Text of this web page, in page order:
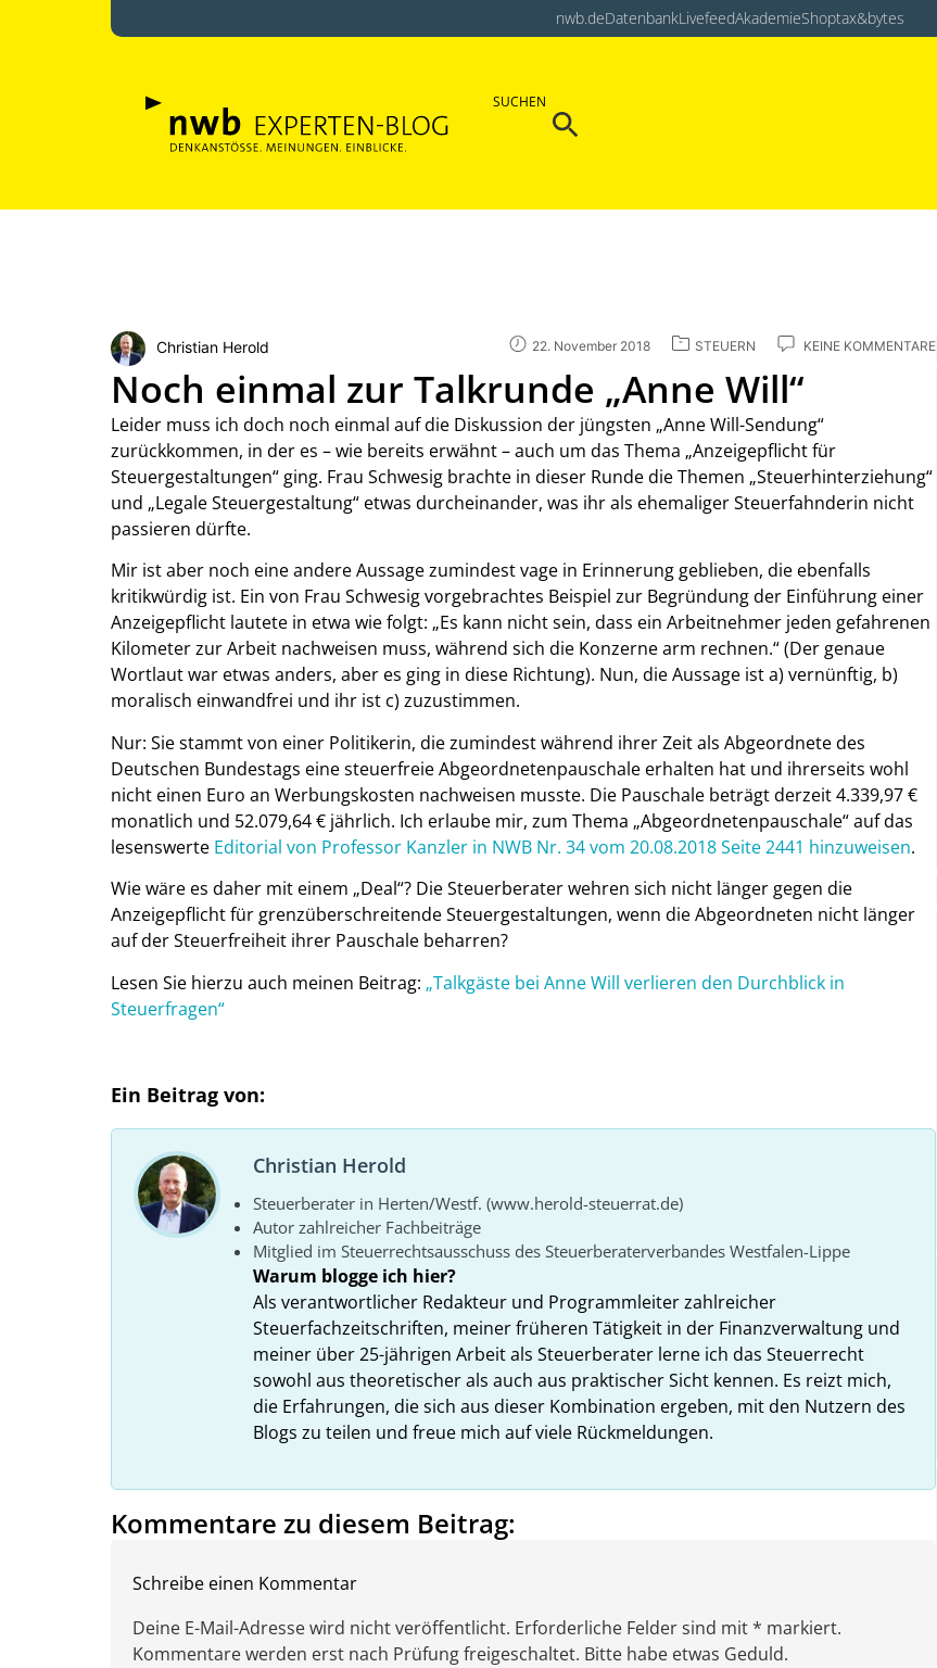
nwb.deDatenbankLivefeedAkademieShoptax&bytes
SUCHEN
Search
Christian Herold 22. November 2018 STEUERN KEINE KOMMENTARE
Noch einmal zur Talkrunde „Anne Will“
Leider muss ich doch noch einmal auf die Diskussion der jüngsten „Anne Will-Sendung“
zurückkommen, in der es – wie bereits erwähnt – auch um das Thema „Anzeigepflicht für
Steuergestaltungen“ ging. Frau Schwesig brachte in dieser Runde die Themen „Steuerhinterziehung“
und „Legale Steuergestaltung“ etwas durcheinander, was ihr als ehemaliger Steuerfahnderin nicht
passieren dürfte.
Mir ist aber noch eine andere Aussage zumindest vage in Erinnerung geblieben, die ebenfalls
kritikwürdig ist. Ein von Frau Schwesig vorgebrachtes Beispiel zur Begründung der Einführung einer
Anzeigepflicht lautete in etwa wie folgt: „Es kann nicht sein, dass ein Arbeitnehmer jeden gefahrenen
Kilometer zur Arbeit nachweisen muss, während sich die Konzerne arm rechnen.“ (Der genaue
Wortlaut war etwas anders, aber es ging in diese Richtung). Nun, die Aussage ist a) vernünftig, b)
moralisch einwandfrei und ihr ist c) zuzustimmen.
Nur: Sie stammt von einer Politikerin, die zumindest während ihrer Zeit als Abgeordnete des
Deutschen Bundestags eine steuerfreie Abgeordnetenpauschale erhalten hat und ihrerseits wohl
nicht einen Euro an Werbungskosten nachweisen musste. Die Pauschale beträgt derzeit 4.339,97 €
monatlich und 52.079,64 € jährlich. Ich erlaube mir, zum Thema „Abgeordnetenpauschale“ auf das
lesenswerte Editorial von Professor Kanzler in NWB Nr. 34 vom 20.08.2018 Seite 2441 hinzuweisen.
Wie wäre es daher mit einem „Deal“? Die Steuerberater wehren sich nicht länger gegen die
Anzeigepflicht für grenzüberschreitende Steuergestaltungen, wenn die Abgeordneten nicht länger
auf der Steuerfreiheit ihrer Pauschale beharren?
Lesen Sie hierzu auch meinen Beitrag: „Talkgäste bei Anne Will verlieren den Durchblick in
Steuerfragen“
Ein Beitrag von:
Christian Herold
Steuerberater in Herten/Westf. (www.herold-steuerrat.de)
Autor zahlreicher Fachbeiträge
Mitglied im Steuerrechtsausschuss des Steuerberaterverbandes Westfalen-Lippe
Warum blogge ich hier?
Als verantwortlicher Redakteur und Programmleiter zahlreicher
Steuerfachzeitschriften, meiner früheren Tätigkeit in der Finanzverwaltung und
meiner über 25-jährigen Arbeit als Steuerberater lerne ich das Steuerrecht
sowohl aus theoretischer als auch aus praktischer Sicht kennen. Es reizt mich,
die Erfahrungen, die sich aus dieser Kombination ergeben, mit den Nutzern des
Blogs zu teilen und freue mich auf viele Rückmeldungen.
Kommentare zu diesem Beitrag:
Schreibe einen Kommentar
Deine E-Mail-Adresse wird nicht veröffentlicht. Erforderliche Felder sind mit * markiert.
Kommentare werden erst nach Prüfung freigeschaltet. Bitte habe etwas Geduld.